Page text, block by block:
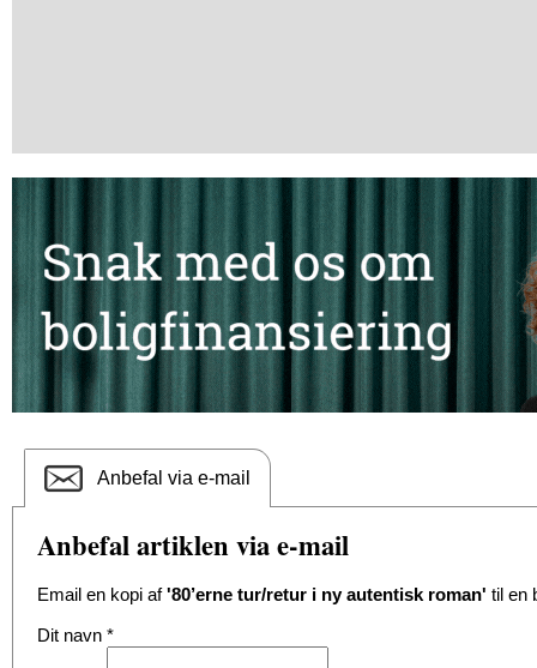
Anbefal via e-mail
Anbefal artiklen via e-mail
Email en kopi af'80’erne tur/retur i ny autentisk roman' til en
Dit navn *